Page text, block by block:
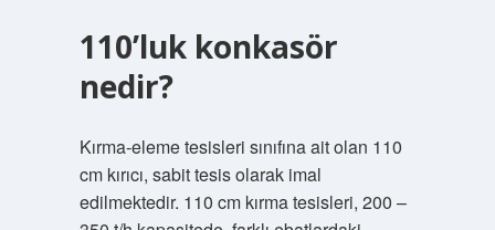
110’luk konkasör
nedir?
Kırma-eleme tesisleri sınıfına ait olan 110
cm kırıcı, sabit tesis olarak imal
edilmektedir. 110 cm kırma tesisleri, 200 –